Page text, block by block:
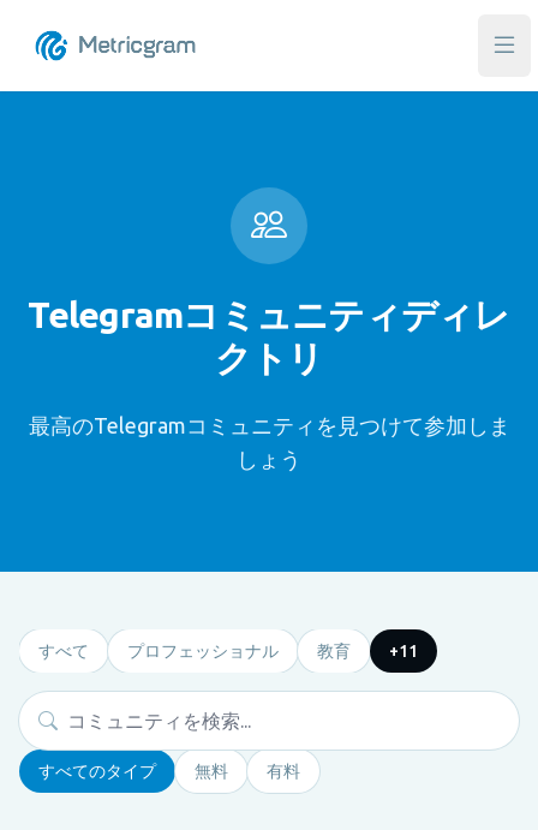
メ
Telegramコミュニティディレ
クトリ
最高のTelegramコミュニティを見つけて参加しま
しょう
すべて プロフェッショナル 教育 +11
すべてのタイプ 無料 有料